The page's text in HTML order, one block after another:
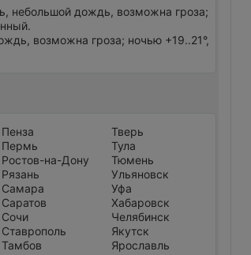
небольшой дождь, возможна гроза;
возможна гроза; ночью +19..21°,
Пенза
Пермь
Ростов-на-Дону
Рязань
Самара
Саратов
Сочи
Ставрополь
Тамбов
Тверь
Тула
Тюмень
Ульяновск
Уфа
Хабаровск
Челябинск
Якутск
Ярославль